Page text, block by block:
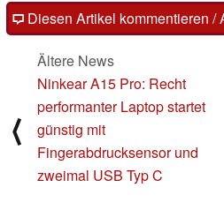
Diesen Artikel kommentieren /
⟨
Ältere News
Ninkear A15 Pro: Recht
performanter Laptop startet
günstig mit
Fingerabdrucksensor und
zweimal USB Typ C